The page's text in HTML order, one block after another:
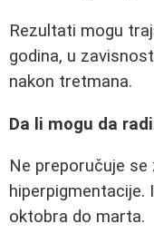
Rezultati mogu
godina, u
nakon tretmana.
Da li mogu da
Ne preporučuje se
hiperpigmentacije.
oktobra do marta.